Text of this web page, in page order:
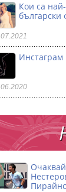
Кои са
български